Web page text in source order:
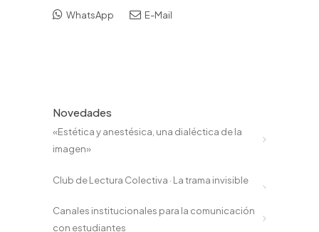
WhatsApp E-Mail
Novedades
«Estética y anestésica, una dialéctica de la
imagen»
Club de Lectura Colectiva · La trama invisible
Canales institucionales para la comunicación
con estudiantes